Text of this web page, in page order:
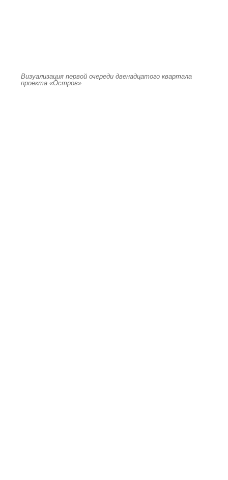
Визуализация первой очереди двенадцатого квартала
проекта «Остров»